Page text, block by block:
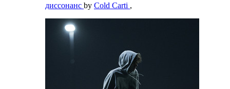
диссонанс by Cold Carti ,